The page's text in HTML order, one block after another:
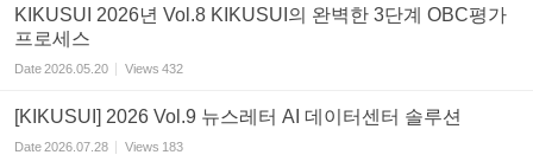
KIKUSUI 2026년 Vol.8 KIKUSUI의 완벽한 3단계 OBC평가
프로세스
Date2026.05.20 Views 432
[KIKUSUI] 2026 Vol.9 뉴스레터 AI 데이터센터 솔루션
Date2026.07.28 Views 183